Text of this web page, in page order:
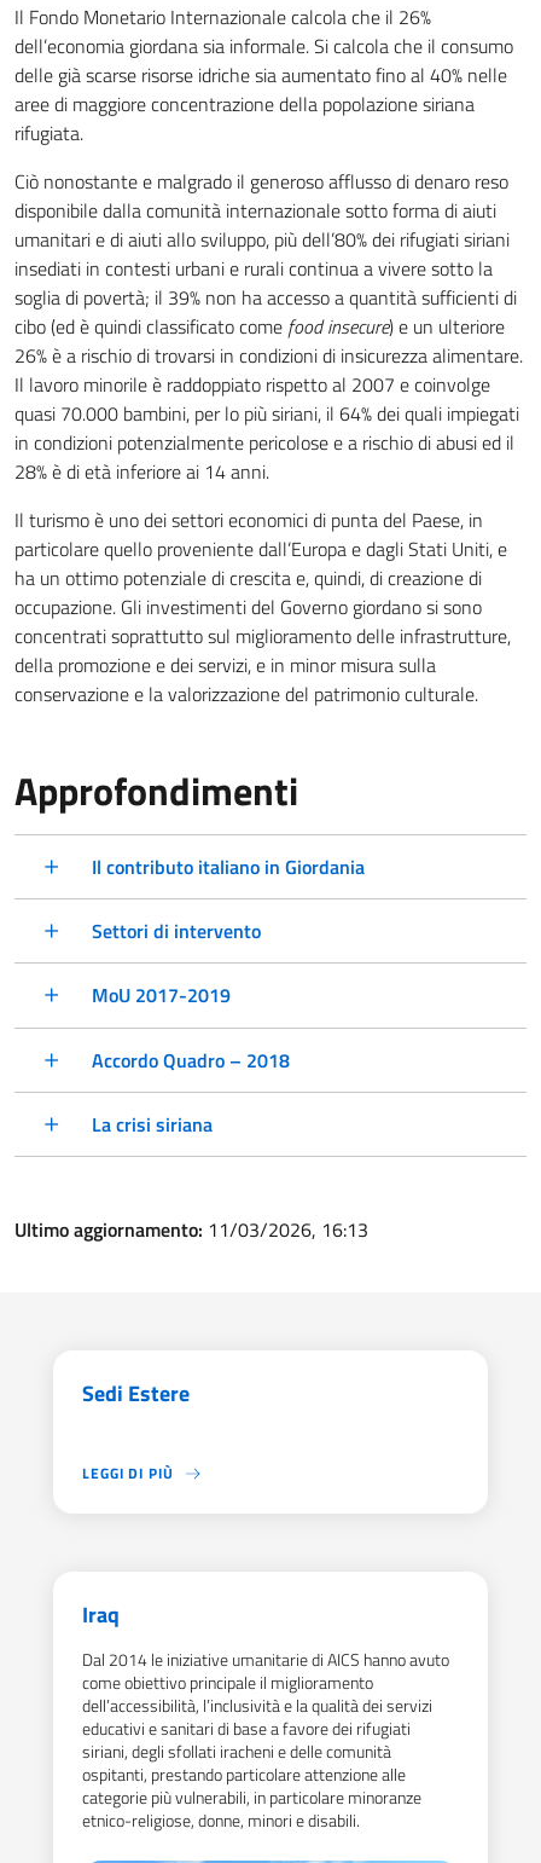
Il Fondo Monetario Internazionale calcola che il 26%
dell’economia giordana sia informale. Si calcola che il consumo
delle già scarse risorse idriche sia aumentato fino al 40% nelle
aree di maggiore concentrazione della popolazione siriana
rifugiata.
Ciò nonostante e malgrado il generoso afflusso di denaro reso
disponibile dalla comunità internazionale sotto forma di aiuti
umanitari e di aiuti allo sviluppo, più dell’80% dei rifugiati siriani
insediati in contesti urbani e rurali continua a vivere sotto la
soglia di povertà; il 39% non ha accesso a quantità sufficienti di
cibo (ed è quindi classificato come food insecure) e un ulteriore
26% è a rischio di trovarsi in condizioni di insicurezza alimentare.
Il lavoro minorile è raddoppiato rispetto al 2007 e coinvolge
quasi 70.000 bambini, per lo più siriani, il 64% dei quali impiegati
in condizioni potenzialmente pericolose e a rischio di abusi ed il
28% è di età inferiore ai 14 anni.
Il turismo è uno dei settori economici di punta del Paese, in
particolare quello proveniente dall’Europa e dagli Stati Uniti, e
ha un ottimo potenziale di crescita e, quindi, di creazione di
occupazione. Gli investimenti del Governo giordano si sono
concentrati soprattutto sul miglioramento delle infrastrutture,
della promozione e dei servizi, e in minor misura sulla
conservazione e la valorizzazione del patrimonio culturale.
Approfondimenti
Il contributo italiano in Giordania
Settori di intervento
MoU 2017-2019
Accordo Quadro – 2018
La crisi siriana
Ultimo aggiornamento: 11/03/2026, 16:13
Sedi Estere
LEGGI DI PIÙ
L'AGENZIA SI AVVALE DI UNA RETE DI 20 SEDI ESTERE PER
Iraq
Dal 2014 le iniziative umanitarie di AICS hanno avuto
come obiettivo principale il miglioramento
dell’accessibilità, l’inclusività e la qualità dei servizi
educativi e sanitari di base a favore dei rifugiati
siriani, degli sfollati iracheni e delle comunità
ospitanti, prestando particolare attenzione alle
categorie più vulnerabili, in particolare minoranze
etnico-religiose, donne, minori e disabili.